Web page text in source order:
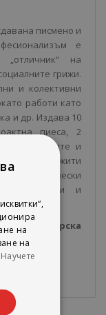
писмено и
е
на
грижи.
и колективни
работи като
и др. Издава 10
пиеса, 2
и „Траките и
за бележити
за исторически
и
българска
на
на
Научете